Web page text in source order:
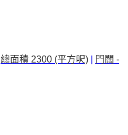
總面積 2300 (平方呎)
門闊 -